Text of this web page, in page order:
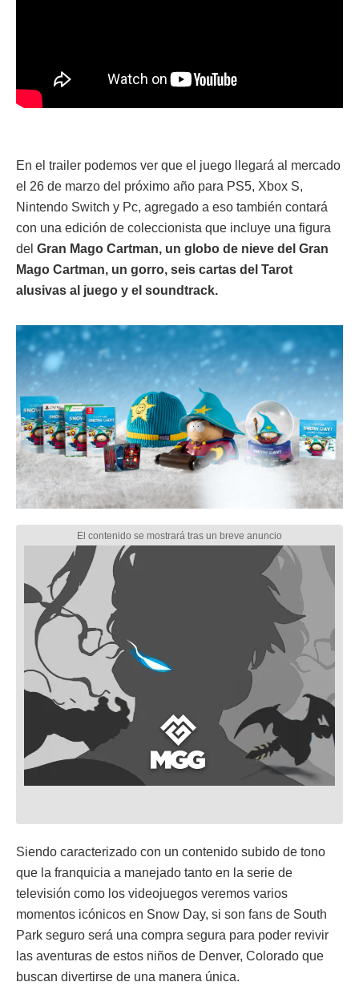
En el trailer podemos ver que el juego llegará al mercado
el 26 de marzo del próximo año para PS5, Xbox S,
Nintendo Switch y Pc, agregado a eso también contará
con una edición de coleccionista que incluye una figura
del Gran Mago Cartman, un globo de nieve del Gran
Mago Cartman, un gorro, seis cartas del Tarot
alusivas al juego y el soundtrack.
Siendo caracterizado con un contenido subido de tono
que la franquicia a manejado tanto en la serie de
televisión como los videojuegos veremos varios
momentos icónicos en Snow Day, si son fans de South
Park seguro será una compra segura para poder revivir
las aventuras de estos niños de Denver, Colorado que
buscan divertirse de una manera única.